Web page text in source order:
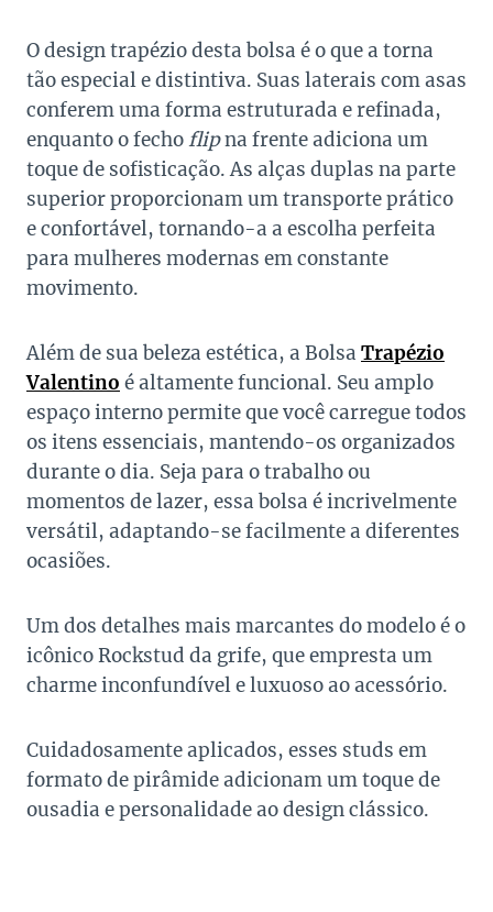
O design trapézio desta bolsa é o que a torna
tão especial e distintiva. Suas laterais com asas
conferem uma forma estruturada e refinada,
enquanto o fechoflipna frente adiciona um
toque de sofisticação. As alças duplas na parte
superior proporcionam um transporte prático
e confortável, tornando-a a escolha perfeita
para mulheres modernas em constante
movimento.
Além de sua beleza estética, a Bolsa Trapézio
Valentino é altamente funcional. Seu amplo
espaço interno permite que você carregue todos
os itens essenciais, mantendo-os organizados
durante o dia. Seja para o trabalho ou
momentos de lazer, essa bolsa é incrivelmente
versátil, adaptando-se facilmente a diferentes
ocasiões.
Um dos detalhes mais marcantes do modelo é o
icônico Rockstud da grife, que empresta um
charme inconfundível e luxuoso ao acessório.
Cuidadosamente aplicados, esses studs em
formato de pirâmide adicionam um toque de
ousadia e personalidade ao design clássico.